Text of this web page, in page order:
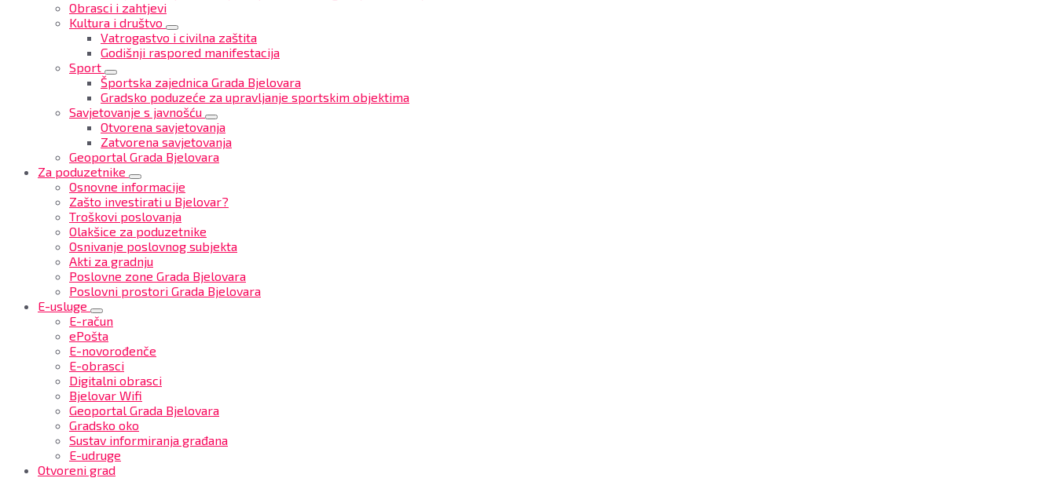
Obrasci i zahtjevi
Kultura i društvo
Vatrogastvo i civilna zaštita
Godišnji raspored manifestacija
Sport
Športska zajednica Grada Bjelovara
Gradsko poduzeće za upravljanje sportskim objektima
Savjetovanje s javnošću
Otvorena savjetovanja
Zatvorena savjetovanja
Geoportal Grada Bjelovara
Za poduzetnike
Osnovne informacije
Zašto investirati u Bjelovar?
Troškovi poslovanja
Olakšice za poduzetnike
Osnivanje poslovnog subjekta
Akti za gradnju
Poslovne zone Grada Bjelovara
Poslovni prostori Grada Bjelovara
E-usluge
E-račun
ePošta
E-novorođenče
E-obrasci
Digitalni obrasci
Bjelovar Wifi
Geoportal Grada Bjelovara
Gradsko oko
Sustav informiranja građana
E-udruge
Otvoreni grad